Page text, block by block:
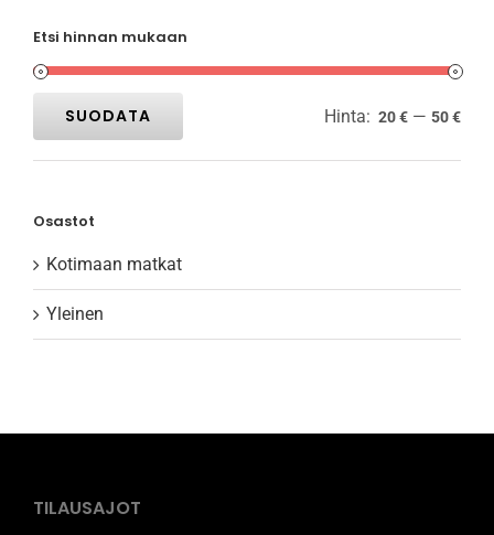
Etsi hinnan mukaan
Minimihinta
Maksimihinta
SUODATA Hinta: 20 € — 50 €
Osastot
Kotimaan matkat
Yleinen
TILAUSAJOT